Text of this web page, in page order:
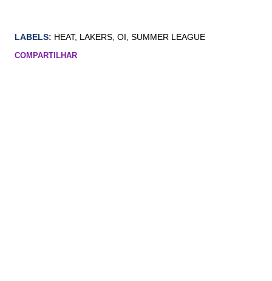
LABELS: HEAT LAKERS OI SUMMER LEAGUE
COMPARTILHAR